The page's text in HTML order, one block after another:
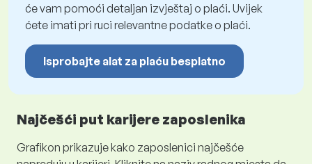
će vam pomoći detaljan izvještaj o plaći. Uvijek
ćete imati pri ruci relevantne podatke o plaći.
Isprobajte alat za plaću besplatno
Najčešći put karijere zaposlenika
Grafikon prikazuje kako zaposlenici najčešće